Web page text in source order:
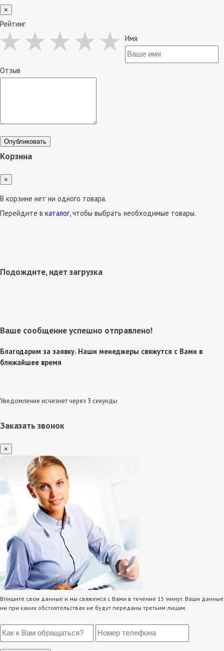
×
Рейтинг
Имя
Отзыв
Опубликовать
Корзина
×
В корзине нет ни одного товара.
Перейдите в каталог, чтобы выбрать необходимые товары.
Подождите, идет загрузка
Ваше сообщение успешно отправлено!
Благодарим за заявку. Наши менеджеры свяжутся с Вами в
ближайшее время
Уведомление исчезнет через 3 секунды
Заказать звонок
×
Впишите свои данные и мы свяжемся с Вами в течение 15 минут. Ваши данные
ни при каких обстоятельствах не будут переданы третьим лицам.